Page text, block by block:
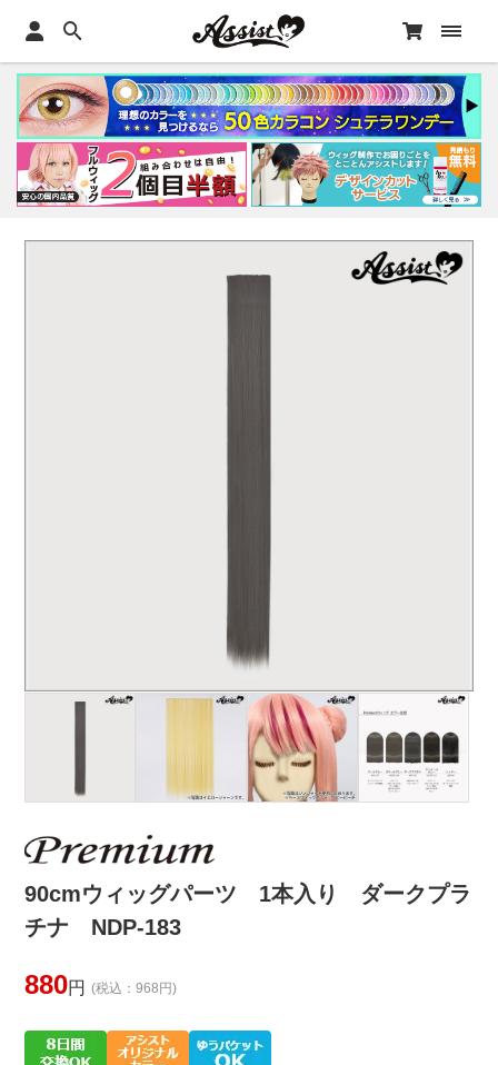
90cmウィッグパーツ 1本入り ダークプラ
チナ NDP-183
880円 (税込：968円)